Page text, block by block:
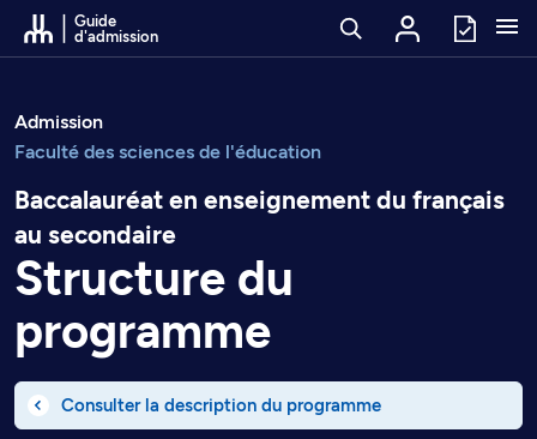
Passer au contenu
Guide
d'admission
Admission
Faculté des sciences de l'éducation
Baccalauréat en enseignement du français
au secondaire
Structure du
programme
Consulter la description du programme